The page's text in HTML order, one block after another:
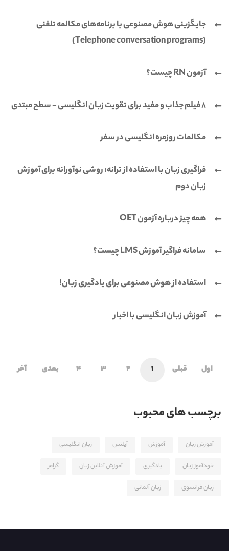
جایگزینی هوش مصنوعی با برنامه‌های مکالمه تلفنی
(Telephone conversation programs)
آزمون RN چیست؟
8 فیلم جذاب و مفید برای تقویت زبان انگلیسی - سطح مبتدی
مکالمات روزمره انگلیسی در سفر
فراگیری زبان با استفاده از ترانه: روشی نوآورانه برای آموزش
زبان دوم
همه چیز درباره آزمون OET
سامانه فراگیر آموزش LMS چیست؟
استفاده از هوش مصنوعی برای یادگیری زبان!
آموزش زبان انگلیسی با اخبار
اول قبلی 1
2
3
4 بعدی آخر
برچسب های محبوب
آموزش زبان آموزش آیلتس زبان انگلیسی
خودآموز زیان یادگیری آموزش آنلاین زبان گرامر
زبان فرانسوی زبان آلمانی